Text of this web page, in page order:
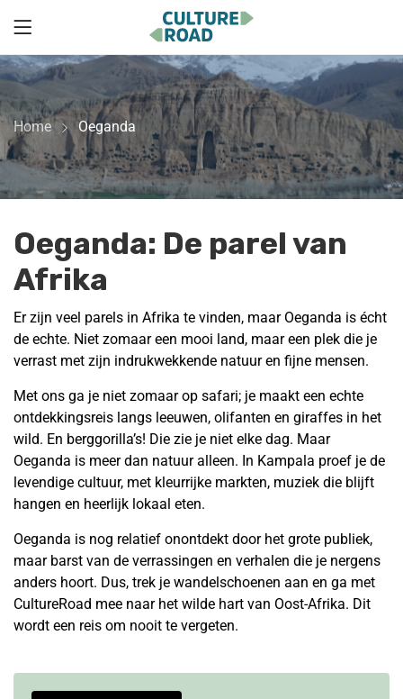
Home Oeganda
Oeganda: De parel van
Afrika
Er zijn veel parels in Afrika te vinden, maar Oeganda is écht
de echte. Niet zomaar een mooi land, maar een plek die je
verrast met zijn indrukwekkende natuur en fijne mensen.
Met ons ga je niet zomaar op safari; je maakt een echte
ontdekkingsreis langs leeuwen, olifanten en giraffes in het
wild. En berggorilla’s! Die zie je niet elke dag. Maar
Oeganda is meer dan natuur alleen. In Kampala proef je de
levendige cultuur, met kleurrijke markten, muziek die blijft
hangen en heerlijk lokaal eten.
Oeganda is nog relatief onontdekt door het grote publiek,
maar barst van de verrassingen en verhalen die je nergens
anders hoort. Dus, trek je wandelschoenen aan en ga met
CultureRoad mee naar het wilde hart van Oost-Afrika. Dit
wordt een reis om nooit te vergeten.